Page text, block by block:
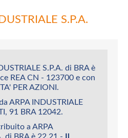
S.P.A.
S.P.A. di BRA è
REA CN - 123700 e con
PER AZIONI.
ARPA INDUSTRIALE
91 BRA 12042.
a ARPA
di BRA è 22.21 - Il